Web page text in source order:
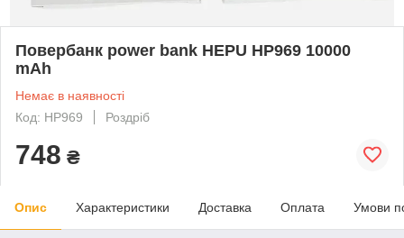
Повербанк power bank HEPU HP969 10000
mAh
Немає в наявності
Код: HP969
Роздріб
748 ₴
Опис Характеристики Доставка Оплата Умови